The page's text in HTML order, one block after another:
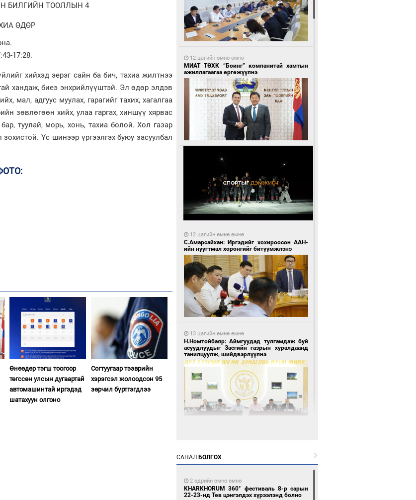
БИЛГИЙН ТООЛЛЫН 4
ӨДӨР
17:28.
хийхэд эерэг сайн ба бич, тахиа жилтнээ
хандаж, биеэ энхрийлүүштэй. Эл өдөр элдэв
мал, адгуус муулах, гарагийг тахих, хагалгаа
зөвлөгөөн хийх, улаа гаргах, хиншүү хярвас
туулай, морь, хонь, тахиа болой. Хол газар
Үс шинээр үргээлгэх буюу засуулбал
Өнөөдөр тэгш тоогоор
төгссөн улсын дугаартай
автомашинтай иргэдэд
шатахуун олгоно
Согтуугаар тээврийн
хэрэгсэл жолоодсон 95
зөрчил бүртгэгдлээ
12 цагийн өмнө өмнө
МИАТ ТӨХК “Боинг” компанитай хамтын
ажиллагаагаа өргөжүүлнэ
12 цагийн өмнө өмнө
С.Амарсайхан: Иргэдийг хохироосон ААН-
ийн нуугтмал хөрөнгийг битүүмжлэнэ
13 цагийн өмнө өмнө
Н.Номтойбаяр: Аймгуудад тулгамдаж буй
асуудлуудыг Засгийн газрын хуралдаанд
танилцуулж, шийдвэрлүүлнэ
дугаартай автомашинтай иргэдэд шатахуун
олгоно
САНАЛ БОЛГОХ
2 өдрийн өмнө өмнө
KHARKHORUM 360° фестиваль 8-р сарын
22-23-нд Төв цэнгэлдэх хүрээлэнд болно